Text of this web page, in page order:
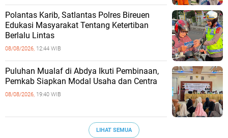
Polantas Karib, Satlantas Polres Bireuen
Edukasi Masyarakat Tentang Ketertiban
Berlalu Lintas
08/08/2026, 12:44 WIB
Puluhan Mualaf di Abdya Ikuti Pembinaan,
Pemkab Siapkan Modal Usaha dan Centra
08/08/2026, 19:40 WIB
LIHAT SEMUA